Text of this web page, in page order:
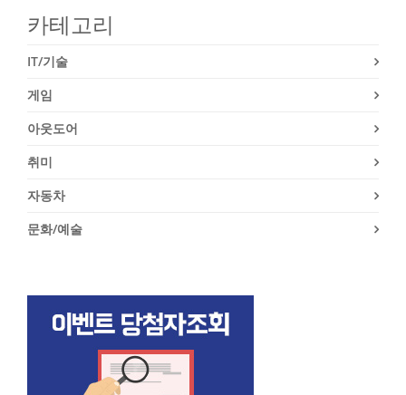
카테고리
IT/기술
게임
아웃도어
취미
자동차
문화/예술